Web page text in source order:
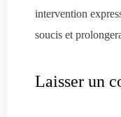
intervention
soucis et
Laisser un